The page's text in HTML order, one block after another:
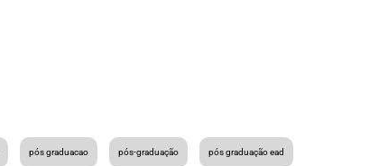
pós graduacao pós-graduação pós graduação ead